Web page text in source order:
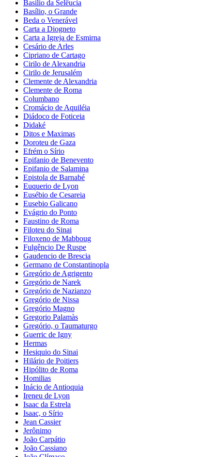
Basílio da Selêucia
Basílio, o Grande
Beda o Venerável
Carta a Diogneto
Carta a Igreja de Esmirna
Cesário de Arles
Cipriano de Cartago
Cirilo de Alexandria
Cirilo de Jerusalém
Clemente de Alexandria
Clemente de Roma
Columbano
Cromácio de Aquiléia
Diádoco de Foticeia
Didaké
Ditos e Maximas
Doroteu de Gaza
Efrém o Sírio
Epifanio de Benevento
Epifanio de Salamina
Epistola de Barnabé
Euquerio de Lyon
Eusébio de Cesareia
Eusebio Galicano
Evágrio do Ponto
Faustino de Roma
Filoteu do Sinai
Filoxeno de Mabboug
Fulgêncio De Ruspe
Gaudencio de Brescia
Germano de Constantinopla
Gregório de Agrigento
Gregório de Narek
Gregório de Nazianzo
Gregório de Nissa
Gregório Magno
Gregorio Palamàs
Gregório, o Taumaturgo
Guerric de Igny
Hermas
Hesiquio do Sinai
Hilário de Poitiers
Hipólito de Roma
Homilias
Inácio de Antioquia
Ireneu de Lyon
Isaac da Estrela
Isaac, o Sírio
Jean Cassier
Jerônimo
João Carpátio
João Cassiano